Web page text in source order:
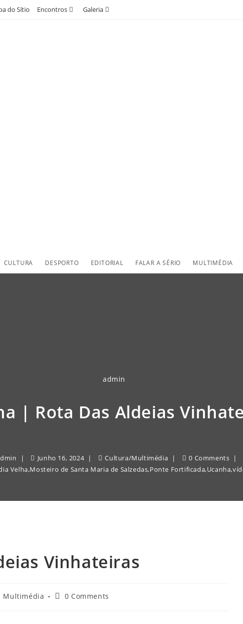
do Sítio Encontros Galeria
CULTURA DESPORTO EDITORIAL FALAR A SÉRIO MULTIMÉDIA
admin
| Rota Das Aldeias
Junho 16, 2024 Cultura/Multimédia
0 Comments
Velha,Mosteiro de Santa Maria de Salzedas,Ponte Fortificada,Ucanha,
Vinhateiras
Multimédia
Post0 Comments